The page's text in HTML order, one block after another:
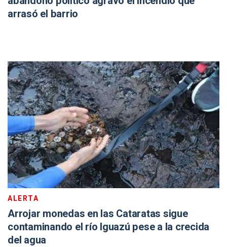
arrasó el barrio
ALERTA
Arrojar monedas en las Cataratas sigue
contaminando el río Iguazú pese a la crecida
del agua